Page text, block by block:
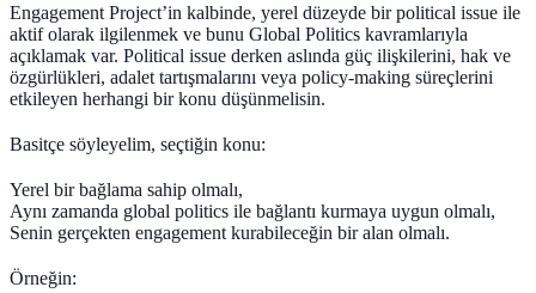
Engagement Project’in kalbinde, yerel düzeyde birpolitical issue ile
aktif olarak ilgilenmek ve bunu Global Politics kavramlarıyla
açıklamak var. Political issue derken aslında güç ilişkilerini, hak ve
özgürlükleri, adalet tartışmalarını veya policy-making süreçlerini
etkileyen herhangi bir konu düşünmelisin.
Basitçe söyleyelim, seçtiğin konu:
Yerel bir bağlama sahip olmalı,
Aynı zamanda global politics ile bağlantı kurmaya uygun olmalı,
Senin gerçekten engagement kurabileceğin bir alan olmalı.
Örneğin: